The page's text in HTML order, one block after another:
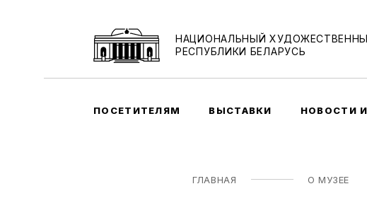
НАЦИОНАЛЬНЫЙ
РЕСПУБЛИКИ БЕЛАРУСЬ
ПОСЕТИТЕЛЯМ ВЫСТАВКИ НОВОСТИ
ГЛАВНАЯ О МУЗЕЕ